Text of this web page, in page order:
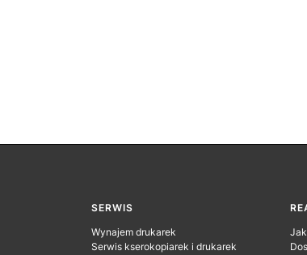
SERWIS
Wynajem drukarek
Serwis kserokopiarek i drukarek